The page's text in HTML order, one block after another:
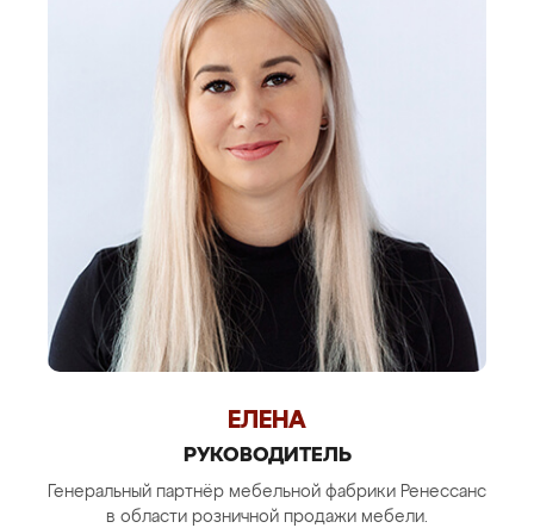
ЕЛЕНА
РУКОВОДИТЕЛЬ
Генеральный партнёр мебельной фабрики Ренессанс
в области розничной продажи мебели.